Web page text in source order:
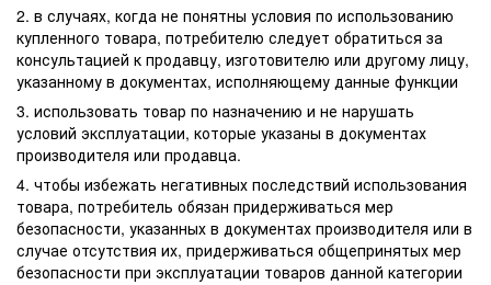
2. в случаях, когда не понятны условия по использованию
купленного товара, потребителю следует обратиться за
консультацией к продавцу, изготовителю или другому лицу,
указанному в документах, исполняющему данные функции
3. использовать товар по назначению и не нарушать
условий эксплуатации, которые указаны в документах
производителя или продавца.
4. чтобы избежать негативных последствий использования
товара, потребитель обязан придерживаться мер
безопасности, указанных в документах производителя или в
случае отсутствия их, придерживаться общепринятых мер
безопасности при эксплуатации товаров данной категории